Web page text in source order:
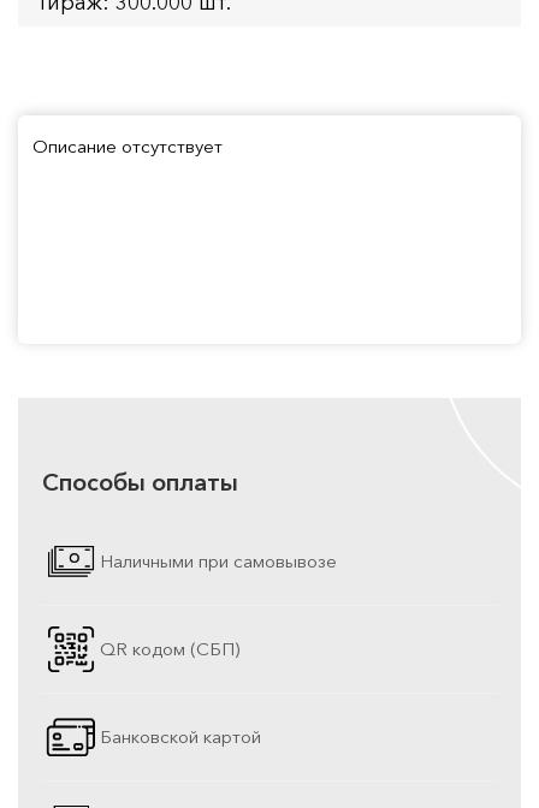
Описание отсутствует
Способы оплаты
Наличными при самовывозе
QR кодом (СБП)
Банковской картой